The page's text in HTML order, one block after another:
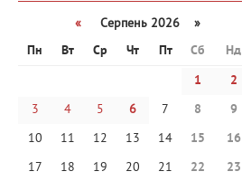
«
Серпень 2026 »
Пн
Вт Ср Чт Пт Сб
Нд
1
2
3
4 5 6 7 8
9
10
11 12 13 14 15
16
17
18 19 20 21 22
23